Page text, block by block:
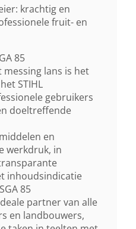
krachtig en
fruit- en
85
lans is het
STIHL
gebruikers
doeltreffende
en
werkdruk, in
inhoudsindicatie
85
partner van alle
en landbouwers,